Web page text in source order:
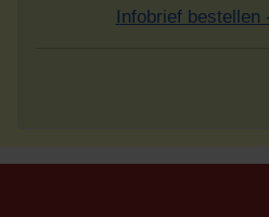
Infobrief bestellen